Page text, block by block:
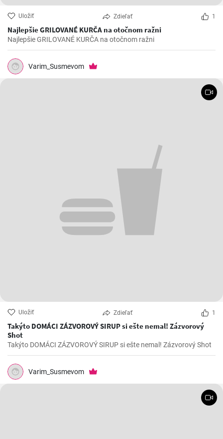
Uložiť Zdieľať 1
Najlepšie GRILOVANÉ KURČA na otočnom ražni
Najlepšie GRILOVANÉ KURČA na otočnom ražni
Varim_Susmevom
Uložiť Zdieľať 1
Takýto DOMÁCI ZÁZVOROVÝ SIRUP si ešte nemal! Zázvorový
Shot
Takýto DOMÁCI ZÁZVOROVÝ SIRUP si ešte nemal! Zázvorový Shot
Varim_Susmevom